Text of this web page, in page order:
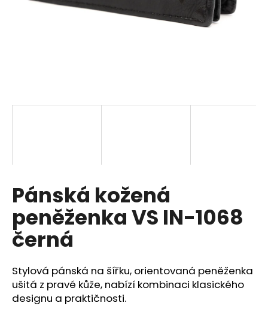
Pánská kožená
peněženka VS IN-1068
černá
Stylová pánská na šířku, orientovaná peněženka
ušitá z pravé kůže, nabízí kombinaci klasického
designu a praktičnosti.
D
o
p
o
r
č
u
j